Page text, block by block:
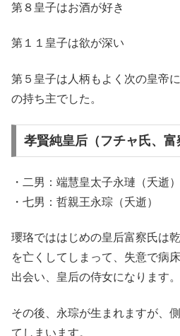
第８皇子はお酒が好き
第１１皇子は欲が深い
第５皇子は人柄もよく次の皇帝
の持ち主でした。
孝賢純皇后（フチャ氏、
・二男：端慧皇太子永璉（夭逝）
・七男：哲親王永琮（夭逝）
瓔珞でははじめの皇后富察氏は
を亡くしてしまって、失意で病
出会い、皇后の侍女になります。
その後、永琮が生まれますが、
てしまいます。